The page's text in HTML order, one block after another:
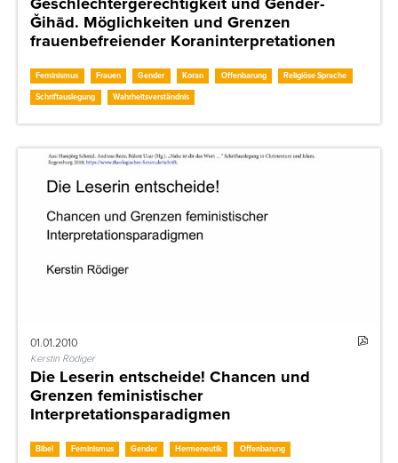
Ǧihād. Möglichkeiten und Grenzen
frauenbefreiender Koraninterpretationen
Feminismus Frauen Gender Koran Offenbarung
Religiöse Sprache
Schriftauslegung
Wahrheitsverständnis
01.01.2010
Kerstin Rödiger
Die Leserin entscheide! Chancen und
Grenzen feministischer
Interpretationsparadigmen
Bibel Feminismus Gender Hermeneutik
Offenbarung